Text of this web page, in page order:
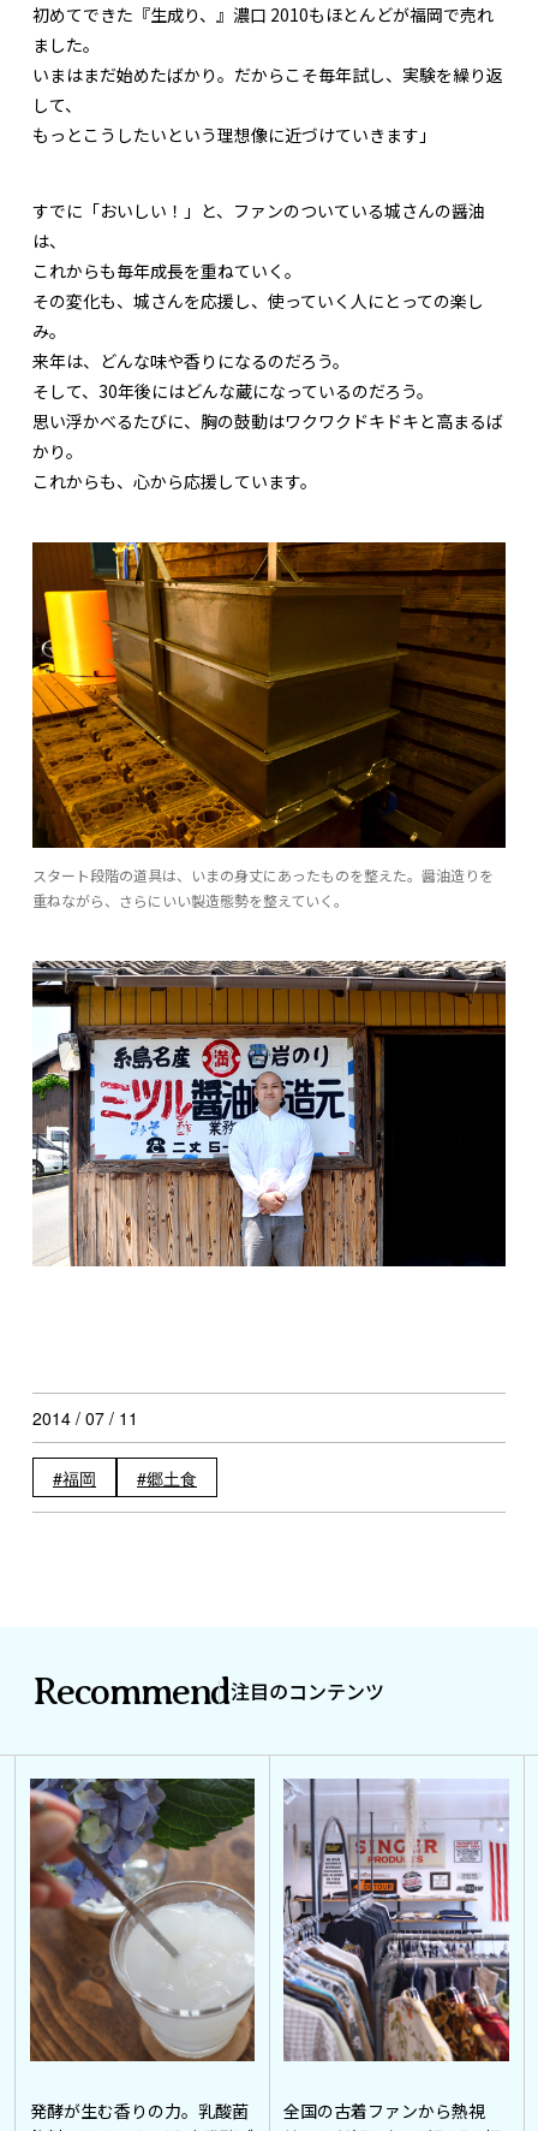
初めてできた『生成り、』濃口 2010もほとんどが福岡で売れ
ました。
いまはまだ始めたばかり。だからこそ毎年試し、実験を繰り返
して、
もっとこうしたいという理想像に近づけていきます」
すでに「おいしい！」と、ファンのついている城さんの醤油
は、
これからも毎年成長を重ねていく。
その変化も、城さんを応援し、使っていく人にとっての楽し
み。
来年は、どんな味や香りになるのだろう。
そして、30年後にはどんな蔵になっているのだろう。
思い浮かべるたびに、胸の鼓動はワクワクドキドキと高まるば
かり。
これからも、心から応援しています。
スタート段階の道具は、いまの身丈にあったものを整えた。醤油造りを
重ねながら、さらにいい製造態勢を整えていく。
2014 / 07 / 11
福岡 郷土食
Recommend注目のコンテンツ
発酵が生む香りの力。乳酸菌
全国の古着ファンから熱視